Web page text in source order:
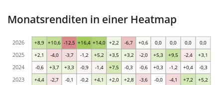
Monatsrenditen in einer Heatmap
+4,4 -2,7 -0,1 -0,2 +4,1 +2,0 +2,8 -3,6 -0,0 -4,1 +7,2 +5,2
-0,6 +3,7 +3,3 -0,9 -1,4 +7,5 -0,3 -0,6 +0,3 -1,2 +0,4 -0,3
+2,1 -4,0 -3,7 -1,2 +5,2 +3,5 +3,2 -2,0 +5,3 +9,5 -2,4 +3,1
+8,9 +10,6 -12,5 +16,4 +14,0 +2,2 -6,7 +0,6 0,0 0,0 0,0 0,0
2023
2024
2025
2026